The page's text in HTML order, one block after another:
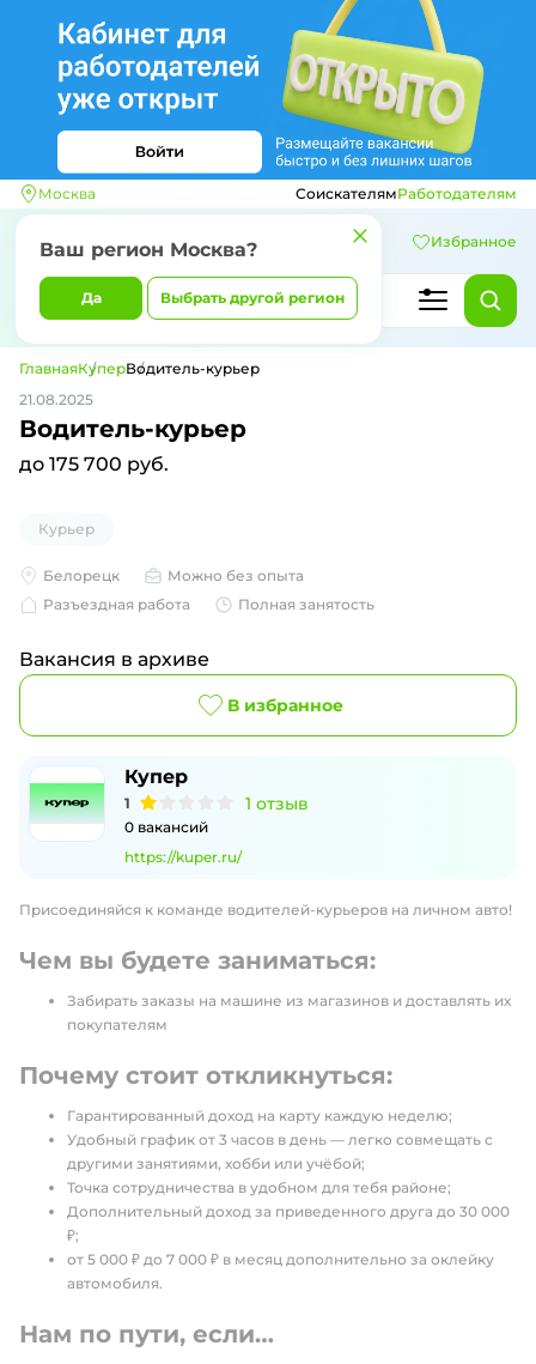
Москва
Ваш регион Москва?
Да Выбрать другой регион
СоискателямРаботодателям
Избранное
ГлавнаяКуперВодитель-курьер
21.08.2025
Водитель-курьер
до 175 700 руб.
Курьер
Белорецк
Можно без опыта
Разъездная работа
Полная занятость
Вакансия в архиве
В избранное
Купер
1 1 отзыв
0 вакансий
https://kuper.ru/
Присоединяйся к команде водителей-курьеров на личном авто!
Чем вы будете заниматься:
Забирать заказы на машине из магазинов и доставлять их
покупателям
Почему стоит откликнуться:
Гарантированный доход на карту каждую неделю;
Удобный график от 3 часов в день — легко совмещать с
другими занятиями, хобби или учёбой;
Точка сотрудничества в удобном для тебя районе;
Дополнительный доход за приведенного друга до 30 000
₽;
от 5 000 ₽ до 7 000 ₽ в месяц дополнительно за оклейку
автомобиля.
Нам по пути, если…